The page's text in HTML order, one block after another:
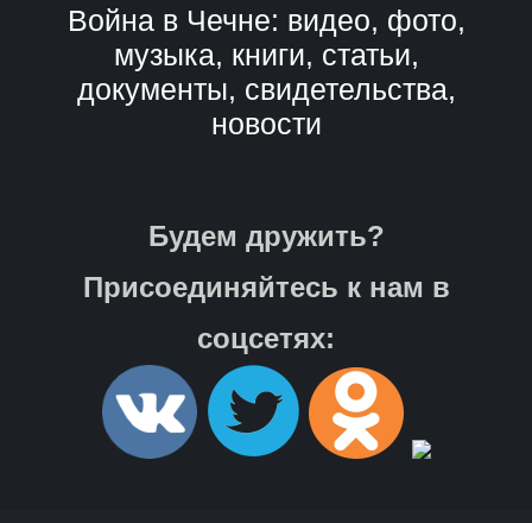
Война в Чечне: видео, фото,
музыка, книги, статьи,
документы, свидетельства,
новости
Будем дружить?
Присоединяйтесь к нам в
соцсетях: